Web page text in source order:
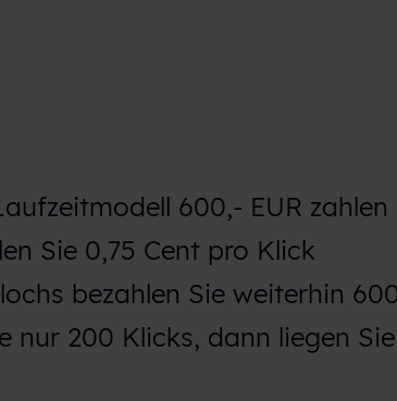
600,- EUR
Sie 0,75 Cent pro Klick
bezahlen Sie weiterhin
nur 200 Klicks, dann liegen